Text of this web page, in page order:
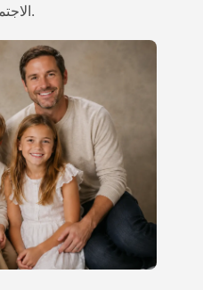
الاجتماعية.